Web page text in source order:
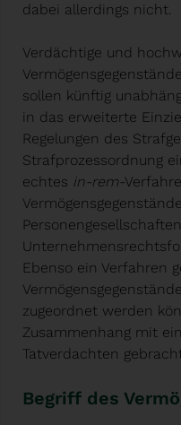
dabei allerdings nicht.
Verdächtige und
sollen künftig
in das erweiterte
Regelungen des
Strafprozessordnung
echtes in-rem-
Ebenso ein Verfahren
zugeordnet werden
Zusammenhang mit
Tatverdachten
Begriff des